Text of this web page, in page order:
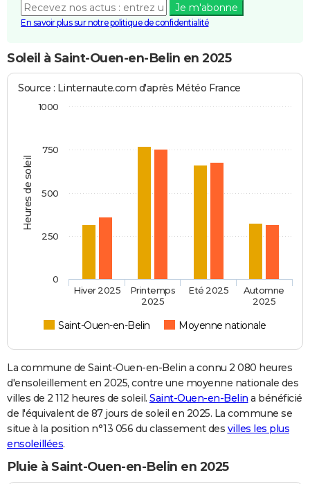
Je m'abonne
En savoir plus sur notre politique de confidentialité
Soleil à Saint-Ouen-en-Belin en 2025
Heures de soleil
Source : Linternaute.com d'après Météo France
Saint-Ouen-en-Belin Moyenne nationale
Hiver 2025
Printemps
2025
Eté 2025
Automne
2025
0
1000
250
500
750
La commune de Saint-Ouen-en-Belin a connu 2 080 heures
d'ensoleillement en 2025, contre une moyenne nationale des
villes de 2 112 heures de soleil. Saint-Ouen-en-Belin a bénéficié
de l'équivalent de 87 jours de soleil en 2025. La commune se
situe à la position n°13 056 du classement des villes les plus
ensoleillées.
Pluie à Saint-Ouen-en-Belin en 2025